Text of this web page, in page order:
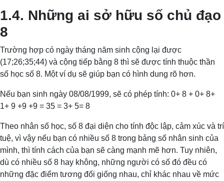
1.4. Những ai sở hữu số chủ đạo
8
Trường hợp có ngày tháng năm sinh cộng lại được
(17;26;35;44) và cộng tiếp bằng 8 thì sẽ được tính thuộc thần
số học số 8. Một ví dụ sẽ giúp bạn có hình dung rõ hơn.
Nếu bạn sinh ngày 08/08/1999, sẽ có phép tính: 0+ 8 + 0+ 8+
1+ 9 +9 +9 = 35 = 3+ 5= 8
Theo nhân số học, số 8 đại diện cho tính độc lập, cảm xúc và trí
tuệ, vì vậy nếu bạn có nhiều số 8 trong bảng số nhân sinh của
mình, thì tính cách của bạn sẽ càng mạnh mẽ hơn. Tuy nhiên,
dù có nhiều số 8 hay không, những người có số đó đều có
những đặc điểm tương đối giống nhau, chỉ khác nhau về mức